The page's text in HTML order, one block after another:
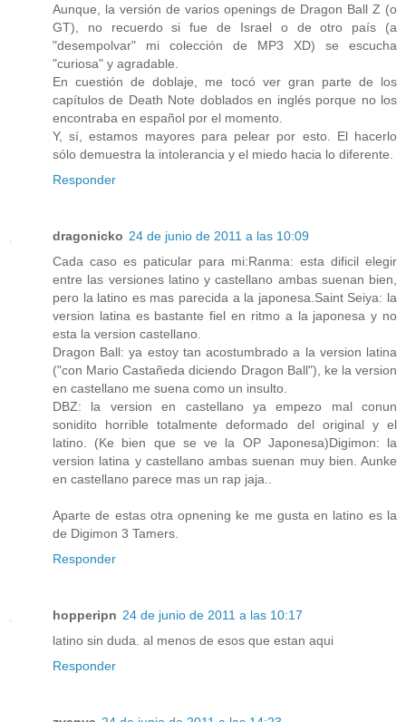
Aunque, la versión de varios openings de Dragon Ball Z (o
GT), no recuerdo si fue de Israel o de otro país (a
"desempolvar" mi colección de MP3 XD) se escucha
"curiosa" y agradable.
En cuestión de doblaje, me tocó ver gran parte de los
capítulos de Death Note doblados en inglés porque no los
encontraba en español por el momento.
Y, sí, estamos mayores para pelear por esto. El hacerlo
sólo demuestra la intolerancia y el miedo hacia lo diferente.
Responder
dragonicko 24 de junio de 2011 a las 10:09
Cada caso es paticular para mi:Ranma: esta dificil elegir
entre las versiones latino y castellano ambas suenan bien,
pero la latino es mas parecida a la japonesa.Saint Seiya: la
version latina es bastante fiel en ritmo a la japonesa y no
esta la version castellano.
Dragon Ball: ya estoy tan acostumbrado a la version latina
("con Mario Castañeda diciendo Dragon Ball"), ke la version
en castellano me suena como un insulto.
DBZ: la version en castellano ya empezo mal conun
sonidito horrible totalmente deformado del original y el
latino. (Ke bien que se ve la OP Japonesa)Digimon: la
version latina y castellano ambas suenan muy bien. Aunke
en castellano parece mas un rap jaja..
Aparte de estas otra opnening ke me gusta en latino es la
de Digimon 3 Tamers.
Responder
hopperipn 24 de junio de 2011 a las 10:17
latino sin duda. al menos de esos que estan aqui
Responder